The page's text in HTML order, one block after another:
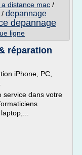
distance mac /
/ depannage
depannage
ligne
réparation
iPhone, PC,
service dans votre